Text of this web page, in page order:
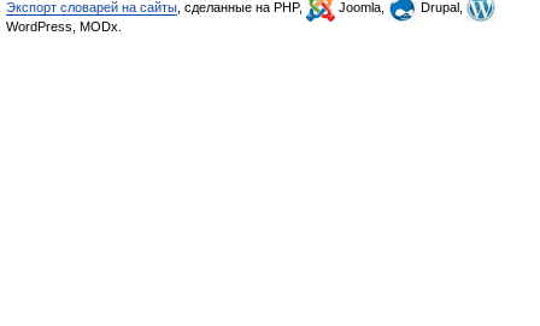
Экспорт словарей на сайты , сделанные на PHP, Joomla,
Drupal,
WordPress, MODx.